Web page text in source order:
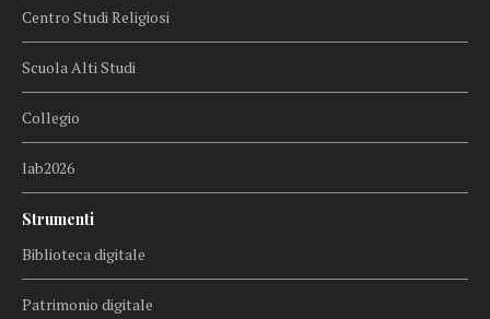
Centro Studi Religiosi
Scuola Alti Studi
Collegio
lab2026
Strumenti
Biblioteca digitale
Patrimonio digitale